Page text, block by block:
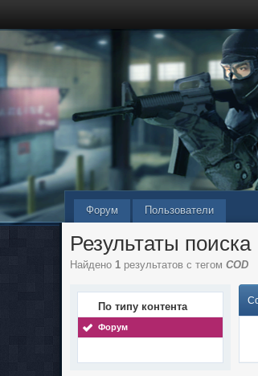
Форум Пользователи
Результаты поиска
Найдено 1 результатов с тегомCOD
По типу контента
Форум